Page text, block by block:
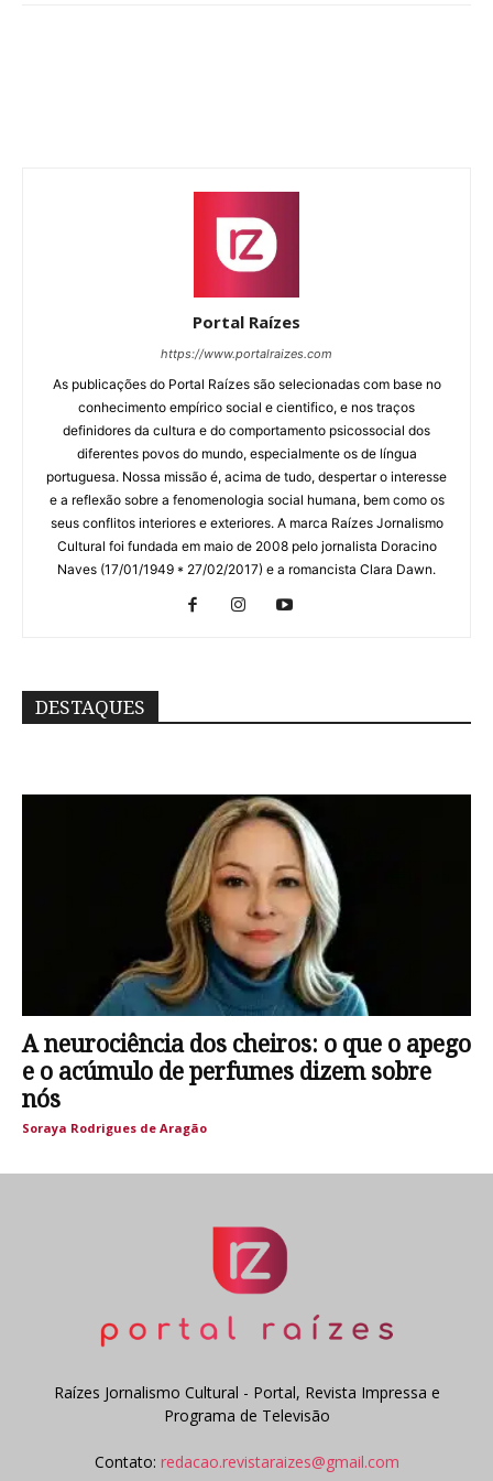
Portal Raízes
https://www.portalraizes.com
As publicações do Portal Raízes são selecionadas com base no
conhecimento empírico social e cientifico, e nos traços
definidores da cultura e do comportamento psicossocial dos
diferentes povos do mundo, especialmente os de língua
portuguesa. Nossa missão é, acima de tudo, despertar o interesse
e a reflexão sobre a fenomenologia social humana, bem como os
seus conflitos interiores e exteriores. A marca Raízes Jornalismo
Cultural foi fundada em maio de 2008 pelo jornalista Doracino
Naves (17/01/1949 * 27/02/2017) e a romancista Clara Dawn.
DESTAQUES
A neurociência dos cheiros: o que o apego
e o acúmulo de perfumes dizem sobre
nós
Soraya Rodrigues de Aragão
Raízes Jornalismo Cultural - Portal, Revista Impressa e
Programa de Televisão
Contato: redacao.revistaraizes@gmail.com